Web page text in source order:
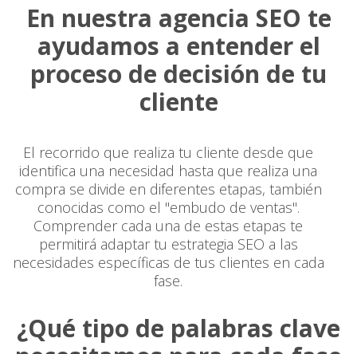
En nuestra agencia SEO te
ayudamos a entender el
proceso de decisión de tu
cliente
El recorrido que realiza tu cliente desde que
identifica una necesidad hasta que realiza una
compra se divide en diferentes etapas, también
conocidas como el "embudo de ventas".
Comprender cada una de estas etapas te
permitirá adaptar tu estrategia SEO a las
necesidades específicas de tus clientes en cada
fase.
¿Qué tipo de palabras clave